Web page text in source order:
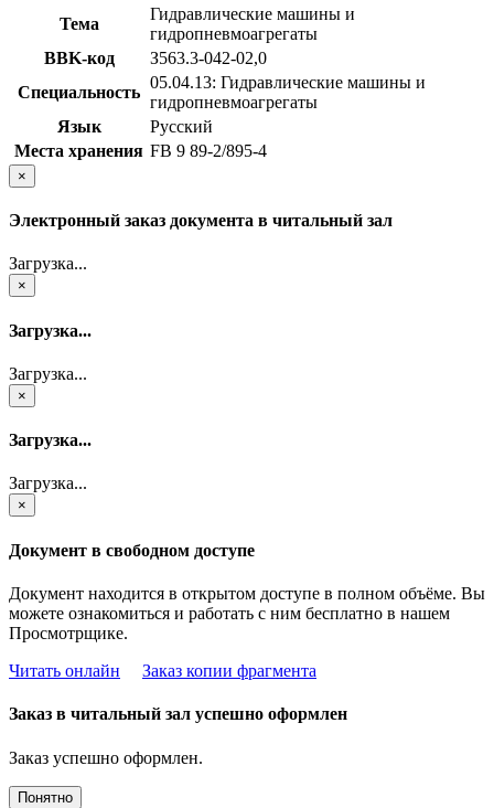
Тема
Гидравлические машины и
гидропневмоагрегаты
BBK-код
З563.3-042-02,0
Специальность
05.04.13: Гидравлические машины и
гидропневмоагрегаты
Язык
Русский
Места хранения FB 9 89-2/895-4
×
Электронный заказ документа в читальный зал
Загрузка...
×
Загрузка...
Загрузка...
×
Загрузка...
Загрузка...
×
Документ в свободном доступе
Документ находится в открытом доступе в полном объёме. Вы
можете ознакомиться и работать с ним бесплатно в нашем
Просмотрщике.
Читать онлайн
Заказ копии фрагмента
Заказ в читальный зал успешно оформлен
Заказ успешно оформлен.
Понятно